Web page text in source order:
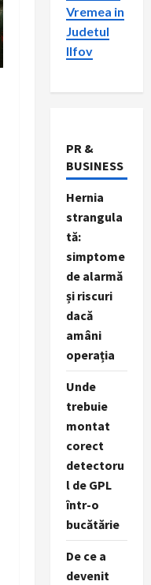
Vremea in
Judetul
Ilfov
PR &
BUSINESS
Hernia
strangula
tă:
simptome
de alarmă
și riscuri
dacă
amâni
operația
Unde
trebuie
montat
corect
detectoru
l de GPL
într-o
bucătărie
De ce a
devenit